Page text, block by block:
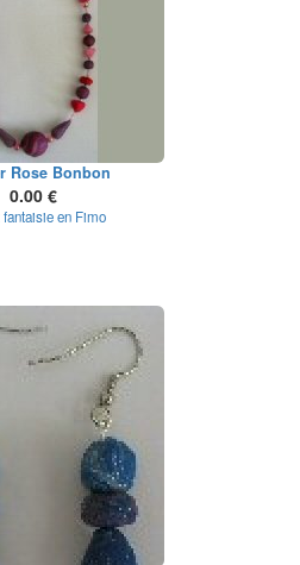
Rose Bonbon
0.00 €
en Fimo